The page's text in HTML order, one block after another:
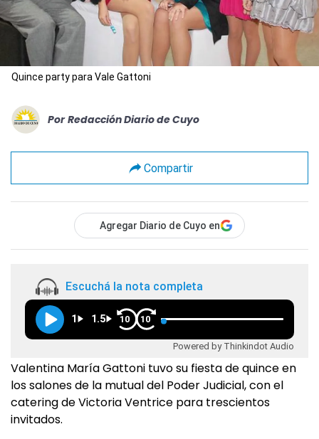
Quince party para Vale Gattoni
Por Redacción Diario de Cuyo
Compartir
Agregar Diario de Cuyo en
Escuchá la nota completa
1 1.5 10 10
Powered by Thinkindot Audio
Valentina María Gattoni tuvo su fiesta de quince en
los salones de la mutual del Poder Judicial, con el
catering de Victoria Ventrice para trescientos
invitados.